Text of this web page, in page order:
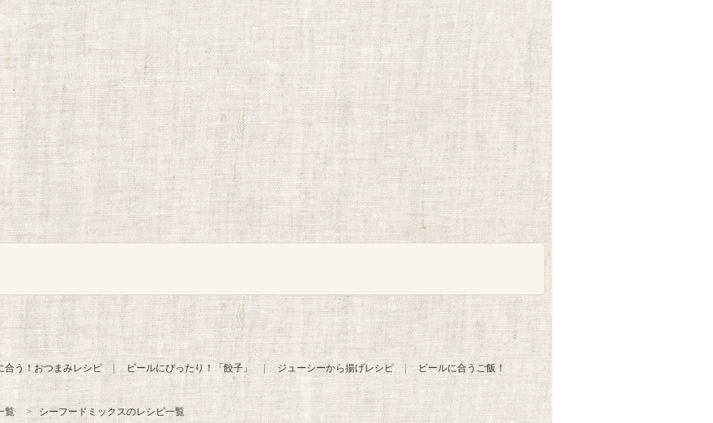
合う！おつまみレシピ ビールにぴったり！「餃子」 ジューシーから揚げレシピ ビールに合うご飯！
覧
シーフードミックスのレシピ一覧